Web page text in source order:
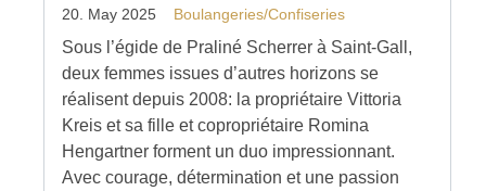
20. May 2025 Boulangeries/Confiseries
Sous l’égide de Praliné Scherrer à Saint-Gall,
deux femmes issues d’autres horizons se
réalisent depuis 2008: la propriétaire Vittoria
Kreis et sa fille et copropriétaire Romina
Hengartner forment un duo impressionnant.
Avec courage, détermination et une passion